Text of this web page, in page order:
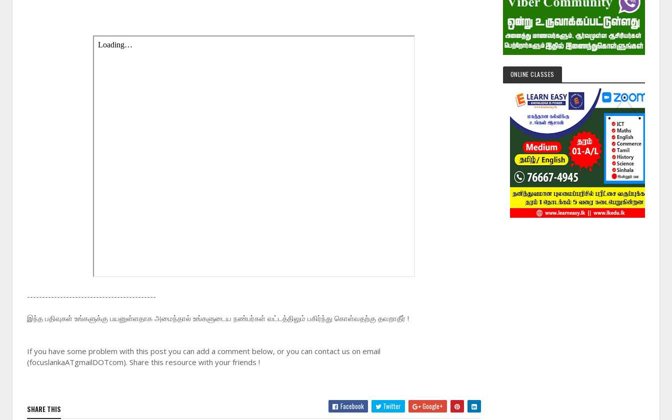
-------------------------------------------
இந்த பதிவுகள் உங்களுக்கு பயனுள்ளதாக அமைந்தால் உங்களுடைய நண்பர்கள் வட்டத்திலும் பகிர்ந்து கொள்வதற்கு தவறாதீர் !
If you have some problem with this post you can add a comment below, or you can contact us on email
(focuslankaATgmailDOTcom). Share this resource with your friends !
SHARE THIS Facebook Twitter Google+
ONLINE CLASSES